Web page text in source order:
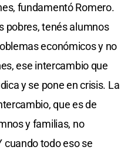
fundamentó Romero.
pobres, tenés alumnos
económicos y no
ese intercambio que
y se pone en crisis. La
que es de
y familias, no
cuando todo eso se